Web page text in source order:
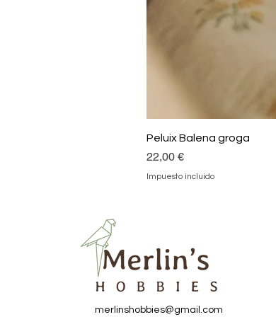
Peluix Balena groga
Precio
22,00 €
Impuesto incluido
merlinshobbies@gmail.com